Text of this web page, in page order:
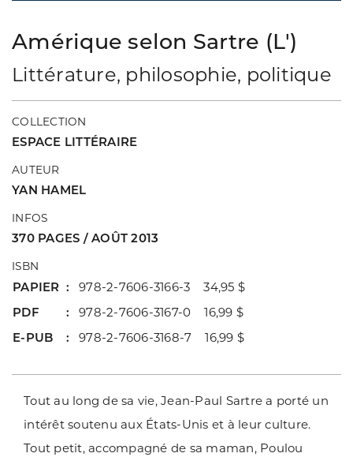
Amérique selon Sartre (L')
Littérature, philosophie, politique
COLLECTION
ESPACE LITTÉRAIRE
AUTEUR
YAN HAMEL
INFOS
370 PAGES / AOÛT 2013
ISBN
PAPIER
978-2-7606-3166-3 34,95 $
PDF
978-2-7606-3167-0 16,99 $
E-PUB
978-2-7606-3168-7 16,99 $
Tout au long de sa vie, Jean-Paul Sartre a porté un
intérêt soutenu aux États-Unis et à leur culture.
Tout petit, accompagné de sa maman, Poulou